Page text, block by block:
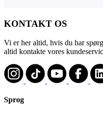
KONTAKT OS
Vi er her altid, hvis du har
altid kontakte vores
Sprog